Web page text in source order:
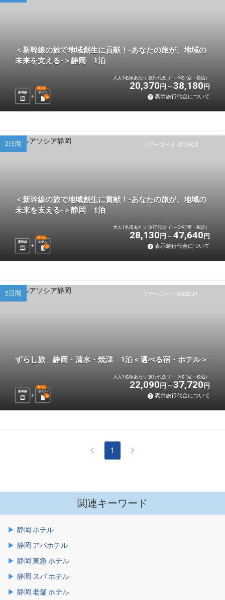
＜新幹線の旅で地域創生に貢献！-あなたの旅が、地域の
未来を支える-＞静岡 1泊
新幹線 ホテル
選べる
1 泊
大人1名様あたり 旅行代金（1～3名1室・税込）
20,370 円 38,180 円
表示旅行代金について
ツアーコード Q02BQ3
2日間
＜新幹線の旅で地域創生に貢献！-あなたの旅が、地域の
未来を支える-＞静岡 1泊
新幹線 ホテル
選べる
1 泊
大人1名様あたり 旅行代金（1～3名1室・税込）
28,130 円 47,640 円
表示旅行代金について
ツアーコード Q02OJY
2日間
ずらし旅 静岡・清水・焼津 1泊＜選べる宿・ホテル＞
新幹線 ホテル
選べる
1 泊
大人1名様あたり 旅行代金（1～3名1室・税込）
22,090 円 37,720 円
表示旅行代金について
1
関連キーワード
静岡 ホテル
静岡 アパホテル
静岡 東急 ホテル
静岡 スパ ホテル
静岡 老舗 ホテル